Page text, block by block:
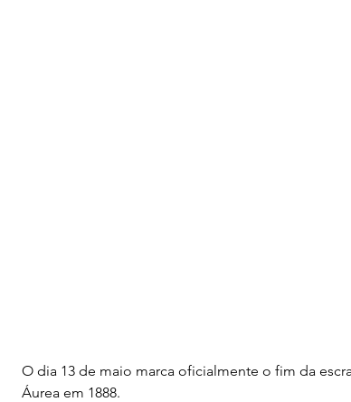
O dia 13 de maio marca oficialmente o fim da
Áurea em 1888.